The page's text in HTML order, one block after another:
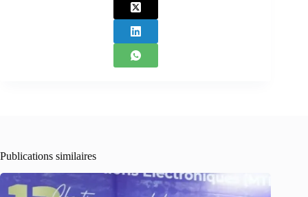
Publications similaires